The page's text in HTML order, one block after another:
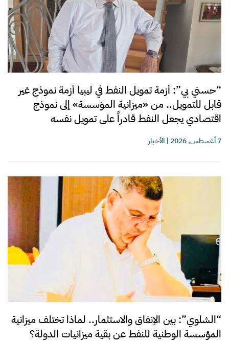
“حسني بي”: أزمة تمويل النفط في ليبيا أزمة نموذج غير
قابل للتمويل.. من «ميزانية المؤسسة» إلى نموذج
اقتصادي يجعل النفط قادراً على تمويل نفسه
7 أغسطس, 2026 |الأخبار
“الشلوي”: بين الإنفاق والاستثمار.. لماذا تختلف ميزانية
المؤسسة الوطنية للنفط عن بقية ميزانيات الدولة؟